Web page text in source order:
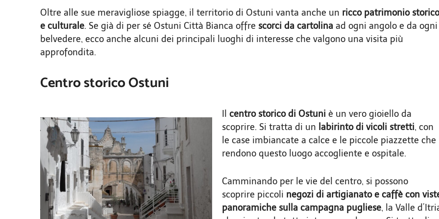
Oltre alle sue meravigliose spiagge, il territorio di Ostuni vanta anche un ricco patrimonio storico
e culturale. Se già di per sé Ostuni Città Bianca offre scorci da cartolina ad ogni angolo e da ogni
belvedere, ecco anche alcuni dei principali luoghi di interesse che valgono una visita più
approfondita.
Centro storico Ostuni
centro storico di Ostuni è un vero gioiello da
scoprire. Si tratta di un labirinto di vicoli stretti, con
le case imbiancate a calce e le piccole piazzette che
rendono questo luogo accogliente e ospitale.
Camminando per le vie del centro, si possono
scoprire piccoli negozi di artigianato e caffè con
panoramiche sulla campagna pugliese, la Valle